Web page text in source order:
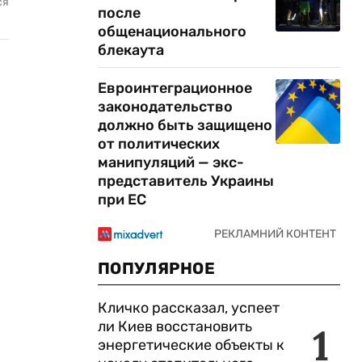
после
общенационального
блекаута
Евроинтеграционное
законодательство
должно быть защищено
от политических
манипуляций — экс-
представитель Украины
при ЕС
ПОПУЛЯРНОЕ
1
Кличко рассказал, успеет
ли Киев восстановить
энергетические объекты к